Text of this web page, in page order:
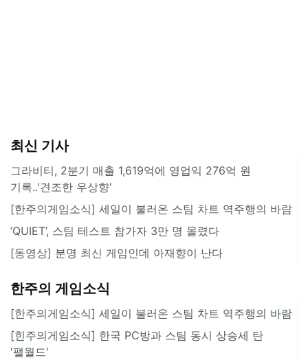
최신 기사
그라비티, 2분기 매출 1,619억에 영업익 276억 원
기록..'견조한 우상향'
[한주의게임소식] 세일이 불러온 스팀 차트 역주행의 바람
‘QUIET’, 스팀 테스트 참가자 3만 명 몰렸다
[동영상] 분명 최신 게임인데 아재향이 난다
한주의 게임소식
[한주의게임소식] 세일이 불러온 스팀 차트 역주행의 바람
[힌주의게임소식] 한국 PC방과 스팀 동시 상승세 탄
'팰월드'